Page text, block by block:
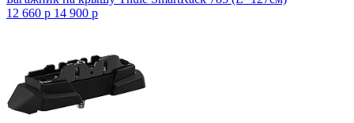
12 660 p 14 900 p